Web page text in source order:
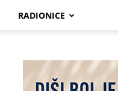
RADIONICE